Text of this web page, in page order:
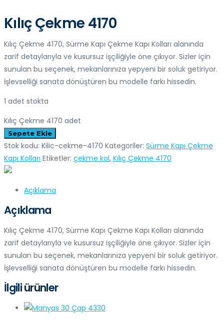
Kılıç Çekme 4170
Kılıç Çekme 4170, Sürme Kapı Çekme Kapı Kolları alanında
zarif detaylarıyla ve kusursuz işçiliğiyle öne çıkıyor. Sizler için
sunulan bu seçenek, mekanlarınıza yepyeni bir soluk getiriyor.
İşlevselliği sanata dönüştüren bu modelle farkı hissedin.
1 adet stokta
Kılıç Çekme 4170 adet
Sepete Ekle
Stok kodu: Kilic-cekme-4170 Kategoriler: Sürme Kapı Çekme
Kapı Kolları Etiketler: çekme kol, Kılıç Çekme 4170
Açıklama
Açıklama
Kılıç Çekme 4170, Sürme Kapı Çekme Kapı Kolları alanında
zarif detaylarıyla ve kusursuz işçiliğiyle öne çıkıyor. Sizler için
sunulan bu seçenek, mekanlarınıza yepyeni bir soluk getiriyor.
İşlevselliği sanata dönüştüren bu modelle farkı hissedin.
İlgili ürünler